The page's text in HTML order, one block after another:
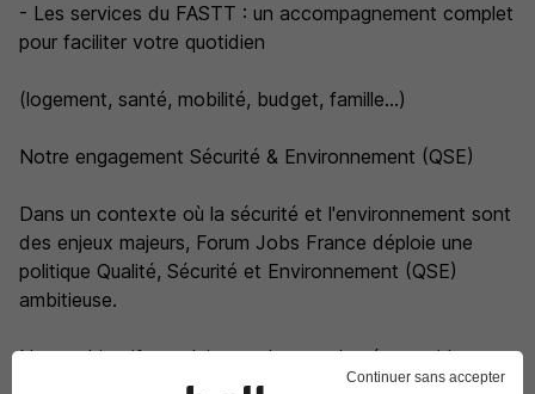
- Les services du FASTT : un accompagnement complet
pour faciliter votre quotidien
(logement, santé, mobilité, budget, famille...)
Notre engagement Sécurité & Environnement (QSE)
Dans un contexte où la sécurité et l'environnement sont
des enjeux majeurs, Forum Jobs France déploie une
politique Qualité, Sécurité et Environnement (QSE)
ambitieuse.
Notre objectif est clair : tendre vers le zéro accident, en
développant une véritable culture de la prévention à
Continuer sans accepter